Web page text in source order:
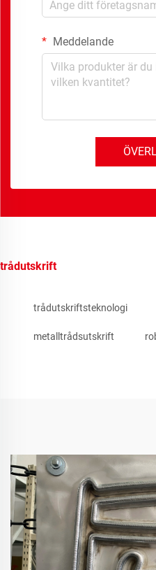
Meddelande
trådutskrift
trådutskriftsteknologi
metalltrådsutskrift